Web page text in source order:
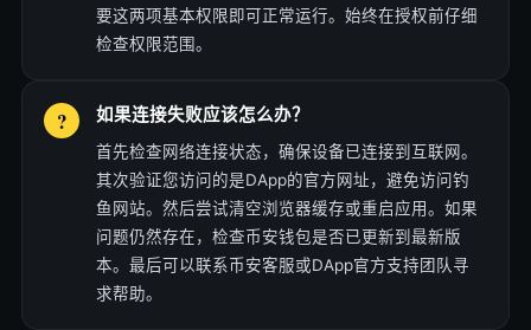
要这两项基本权限即可正常运行。始终在授权前仔细
检查权限范围。
如果连接失败应该怎么办？
首先检查网络连接状态，确保设备已连接到互联网。
其次验证您访问的是DApp的官方网址，避免访问钓
鱼网站。然后尝试清空浏览器缓存或重启应用。如果
问题仍然存在，检查币安钱包是否已更新到最新版
本。最后可以联系币安客服或DApp官方支持团队寻
求帮助。